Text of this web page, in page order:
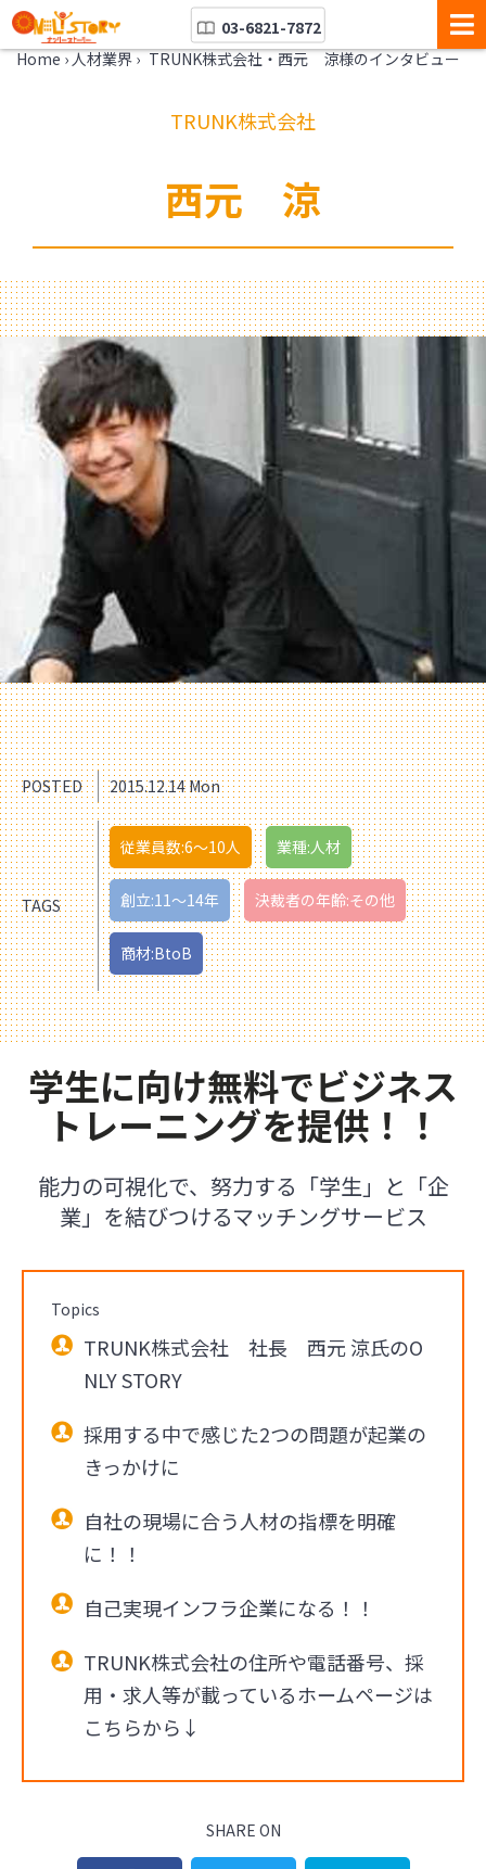
03-6821-7872
Home › 人材業界 › TRUNK株式会社・西元 涼様のインタビュー
TRUNK株式会社
西元 涼
POSTED 2015.12.14 Mon
TAGS
従業員数:6～10人 業種:人材
創立:11〜14年 決裁者の年齢:その他
商材:BtoB
学生に向け無料でビジネス
トレーニングを提供！！
能力の可視化で、努力する「学生」と「企
業」を結びつけるマッチングサービス
Topics
TRUNK株式会社 社長 西元 涼氏のO
NLY STORY
採用する中で感じた2つの問題が起業の
きっかけに
自社の現場に合う人材の指標を明確
に！！
自己実現インフラ企業になる！！
TRUNK株式会社の住所や電話番号、採
用・求人等が載っているホームページは
こちらから↓
SHARE ON